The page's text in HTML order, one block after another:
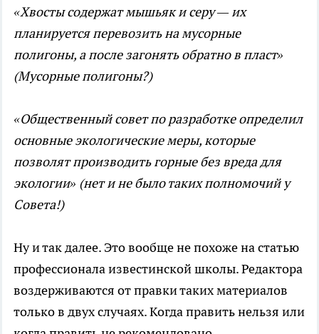
«Хвосты содержат мышьяк и серу — их
планируется перевозить на мусорные
полигоны, а после загонять обратно в пласт»
(Мусорные полигоны?)
«Общественный совет по разработке определил
основные экологические меры, которые
позволят производить горные без вреда для
экологии» (нет и не было таких полномочий у
Совета!)
Ну и так далее. Это вообще не похоже на статью
профессионала известинской школы. Редактора
воздерживаются от правки таких материалов
только в двух случаях. Когда править нельзя или